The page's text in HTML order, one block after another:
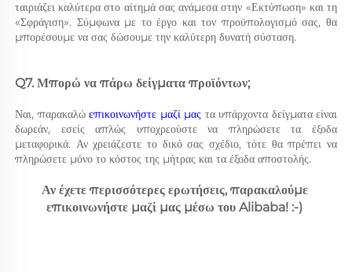
ταιριάζει καλύτερα στο αίτημά σας ανάμεσα στην «Εκτύπωση» και τη
«Σφράγιση». Σύμφωνα με το έργο και τον προϋπολογισμό σας, θα
μπορέσουμε να σας δώσουμε την καλύτερη δυνατή σύσταση.
Q7. Μπορώ να πάρω δείγματα προϊόντων;
Ναι, παρακαλώ επικοινωνήστε μαζί μας τα υπάρχοντα δείγματα είναι
δωρεάν, εσείς απλώς υποχρεούστε να πληρώσετε τα έξοδα
μεταφορικά. Αν χρειάζεστε το δικό σας σχέδιο, τότε θα πρέπει να
πληρώσετε μόνο το κόστος της μήτρας και τα έξοδα αποστολής.
Αν έχετε περισσότερες ερωτήσεις, παρακαλούμε
επικοινωνήστε μαζί μας μέσω του Alibaba! :-)